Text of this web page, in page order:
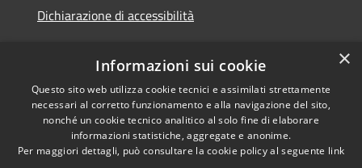
Dichiarazione di accessibilità
RSS
Accessibilità
Cookie
Copyright © 2026 • Comune di
Cerreto d'Esi • Powered by
Municipium•Accesso
redazione
×
Informazioni sui cookie
Questo sito web utilizza cookie tecnici e assimilati strettamente
necessari al corretto funzionamento e alla navigazione del sito,
nonché un cookie tecnico analitico al solo fine di elaborare
informazioni statistiche, aggregate e anonime.
Per maggiori dettagli, può consultare la cookie policy al seguente link